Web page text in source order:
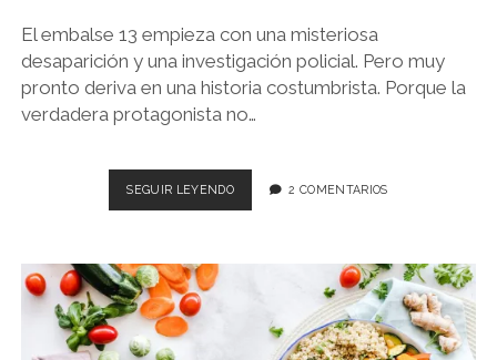
El embalse 13 empieza con una misteriosa
desaparición y una investigación policial. Pero muy
pronto deriva en una historia costumbrista. Porque la
verdadera protagonista no…
SEGUIR LEYENDOEL
EMBALSE
2 COMENTARIOS